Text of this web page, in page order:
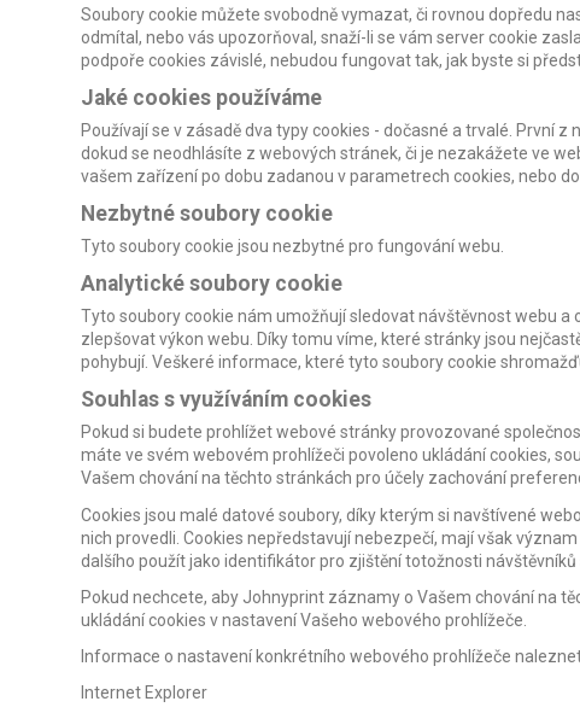
Soubory cookie můžete svobodně vymazat, či rovnou dopředu
odmítal, nebo vás upozorňoval, snaží-li se vám server cookie
podpoře cookies závislé, nebudou fungovat tak, jak byste si
Jaké cookies používáme
Používají se v zásadě dva typy cookies - dočasné a trvalé. První
dokud se neodhlásíte z webových stránek, či je nezakážete ve
vašem zařízení po dobu zadanou v parametrech cookies, nebo
Nezbytné soubory cookie
Tyto soubory cookie jsou nezbytné pro fungování webu.
Analytické soubory cookie
Tyto soubory cookie nám umožňují sledovat návštěvnost webu a
zlepšovat výkon webu. Díky tomu víme, které stránky jsou
pohybují. Veškeré informace, které tyto soubory cookie
Souhlas s využíváním cookies
Pokud si budete prohlížet webové stránky provozované
máte ve svém webovém prohlížeči povoleno ukládání cookies,
Vašem chování na těchto stránkách pro účely zachování
Cookies jsou malé datové soubory, díky kterým si navštívené
nich provedli. Cookies nepředstavují nebezpečí, mají však
dalšího použít jako identifikátor pro zjištění totožnosti návštěvníků
Pokud nechcete, aby Johnyprint záznamy o Vašem chování na
ukládání cookies v nastavení Vašeho webového prohlížeče.
Informace o nastavení konkrétního webového prohlížeče
Internet Explorer